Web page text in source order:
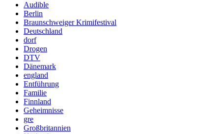
Audible
Berlin
Braunschweiger Krimifestival
Deutschland
dorf
Drogen
DTV
Dänemark
england
Entführung
Familie
Finnland
Geheimnisse
gre
Großbritannien